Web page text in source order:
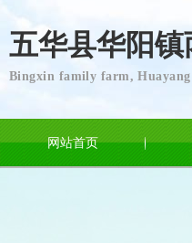
五华县华阳
Bingxin family farm,
网站首页